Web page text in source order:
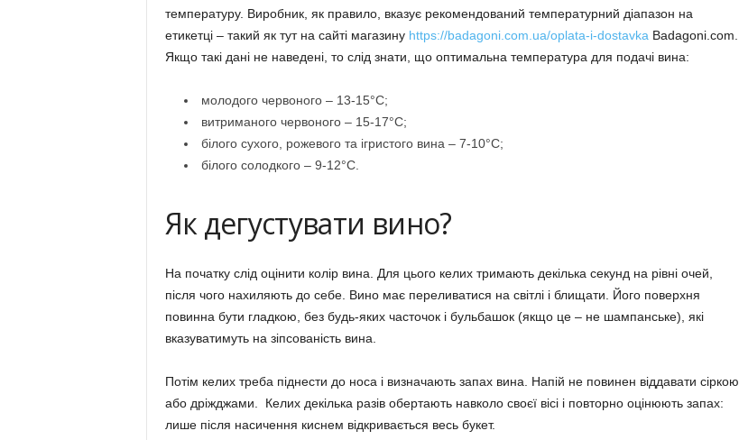
температуру. Виробник, як правило, вказує рекомендований температурний діапазон на
етикетці – такий як тут на сайті магазину https://badagoni.com.ua/oplata-i-dostavka Badagoni.com.
Якщо такі дані не наведені, то слід знати, що оптимальна температура для подачі вина:
молодого червоного – 13-15°С;
витриманого червоного – 15-17°С;
білого сухого, рожевого та ігристого вина – 7-10°С;
білого солодкого – 9-12°С.
Як дегустувати вино?
На початку слід оцінити колір вина. Для цього келих тримають декілька секунд на рівні очей,
після чого нахиляють до себе. Вино має переливатися на світлі і блищати. Його поверхня
повинна бути гладкою, без будь-яких часточок і бульбашок (якщо це – не шампанське), які
вказуватимуть на зіпсованість вина.
Потім келих треба піднести до носа і визначають запах вина. Напій не повинен віддавати сіркою
або дріжджами. Келих декілька разів обертають навколо своєї вісі і повторно оцінюють запах:
лише після насичення киснем відкривається весь букет.